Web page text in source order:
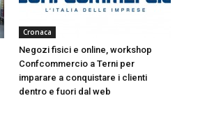
Cronaca
Negozi fisici e online, workshop
Confcommercio a Terni per
imparare a conquistare i clienti
dentro e fuori dal web